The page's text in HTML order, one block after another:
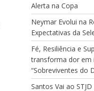
Alerta na Copa
Neymar Evolui na
Expectativas da
Fé, Resiliência e
transforma dor em
“Sobreviventes do
Santos Vai ao